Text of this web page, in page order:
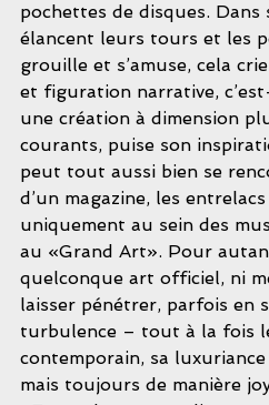
pochettes de disques.
élancent leurs tours et les
grouille et s’amuse, cela
et figuration narrative,
une création à dimension
courants, puise son
peut tout aussi bien se
d’un magazine, les
uniquement au sein des
au «Grand Art». Pour
quelconque art officiel, ni
laisser pénétrer, parfois en
turbulence – tout à la fois
contemporain, sa
mais toujours de manière